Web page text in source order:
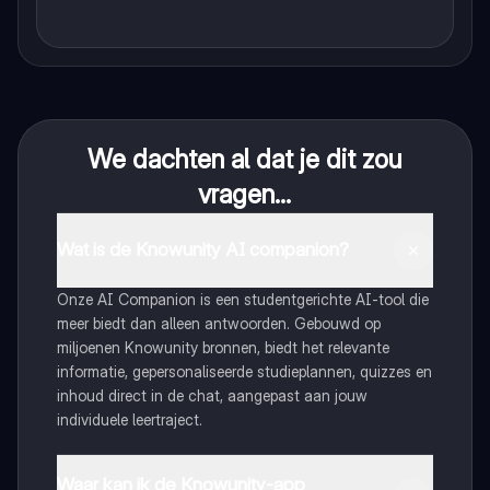
We dachten al dat je dit zou
vragen...
Onze AI Companion is een studentgerichte AI-tool die
meer biedt dan alleen antwoorden. Gebouwd op
miljoenen Knowunity bronnen, biedt het relevante
informatie, gepersonaliseerde studieplannen, quizzes en
inhoud direct in de chat, aangepast aan jouw
individuele leertraject.